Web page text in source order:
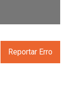
Reportar Erro